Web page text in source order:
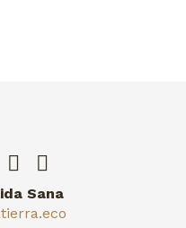
Sana